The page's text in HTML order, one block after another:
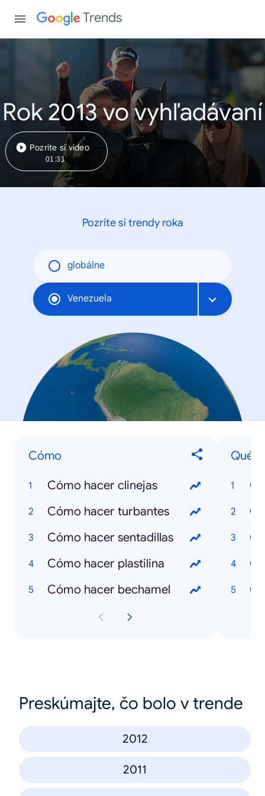
Trends
Rok 2013 vo vyhľadávaní
Pozrite si video
01:31
Pozrite si trendy roka
globálne
Venezuela
Cómo
Cómo hacer clinejas
Cómo hacer turbantes
Cómo hacer sentadillas
Cómo hacer plastilina
Cómo hacer bechamel
Qué
Preskúmajte, čo bolo v trende
2012
2011